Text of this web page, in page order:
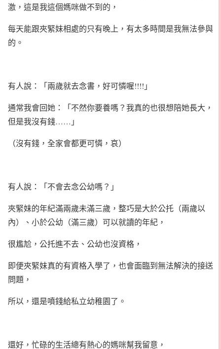
激，這是我這個媽咪做不到的，
每天能跟夾緊妹相處的只有晚上，有太多時間是我無法參與
的。
有人說：「兩歲就去念書，好可憐喔!!!!」
通常我會回她：「不然你要養嗎？我真的也很想陪她長大，
但是我沒有錢……」
（沒有錢，全家會都更可憐，哀）
有人說：「不會去念公幼嗎？」
夾緊妹的年紀滿兩歲未滿三歲，整巧是大於公托（兩歲以
內）、小於公幼（滿三歲）可以就讀的年紀，
很尷尬，公托進不去、公幼也沒資格，
即便夾緊妹真的有資格入學了，也會面臨到無法解決的接送
問題，
所以，還是噴錢給私立幼稚園了。
還好，忙碌的生活總有熱心的媽咪幫我留意，